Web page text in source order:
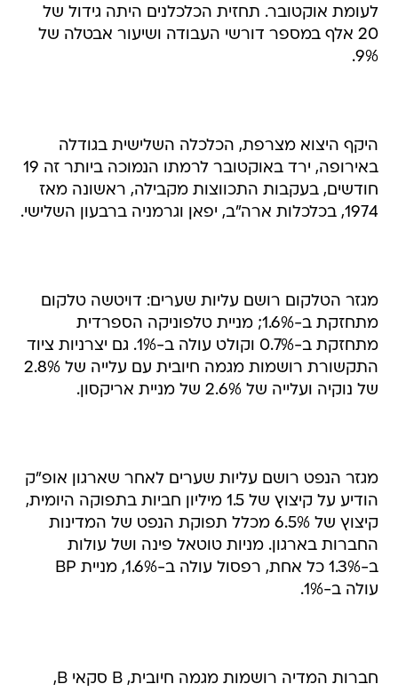
לעומת אוקטובר. תחזית הכלכלנים היתה גידול של
20 אלף במספר דורשי העבודה ושיעור אבטלה של
9%.
היקף היצוא מצרפת, הכלכלה השלישית בגודלה
באירופה, ירד באוקטובר לרמתו הנמוכה ביותר זה 19
חודשים, בעקבות התכווצות מקבילה, ראשונה מאז
1974, בכלכלות ארה"ב, יפאן וגרמניה ברבעון השלישי.
מגזר הטלקום רושם עליות שערים: דויטשה טלקום
מתחזקת ב-1.6%; מניית טלפוניקה הספרדית
מתחזקת ב-0.7% וקולט עולה ב-1%. גם יצרניות ציוד
התקשורת רושמות מגמה חיובית עם עלייה של 2.8%
של נוקיה ועלייה של 2.6% של מניית אריקסון.
מגזר הנפט רושם עליות שערים לאחר שארגון אופ"ק
הודיע על קיצוץ של 1.5 מיליון חביות בתפוקה היומית,
קיצוץ של 6.5% מכלל תפוקת הנפט של המדינות
החברות בארגון. מניות טוטאל פינה ושל עולות
ב-1.3% כל אחת, רפסול עולה ב-1.6%, מניית BP
עולה ב-1%.
חברות המדיה רושמות מגמה חיובית, B סקאי B,